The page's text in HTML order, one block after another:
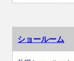
ショールーム